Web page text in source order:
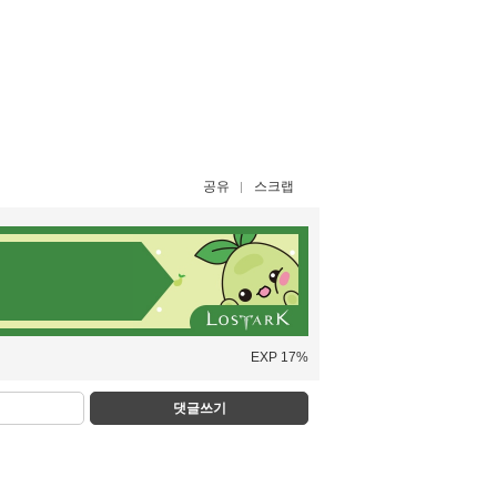
공유 스크랩
EXP 17%
댓글쓰기